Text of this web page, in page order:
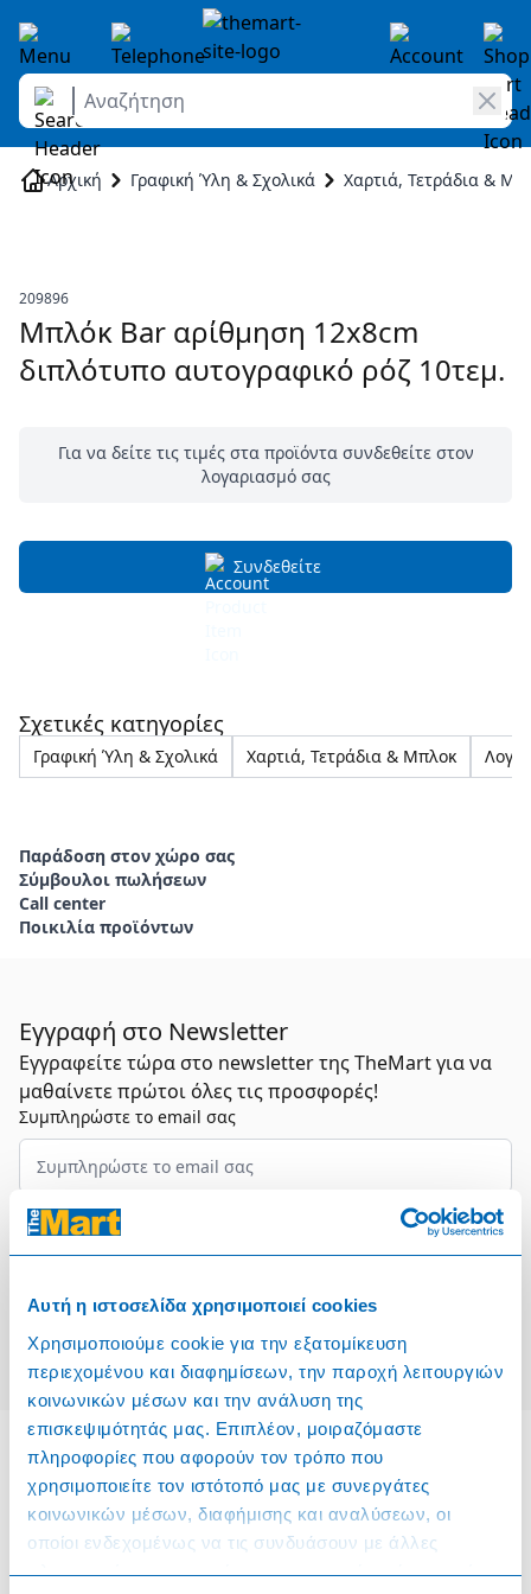
Αυτή η ιστοσελίδα χρησιμοποιεί cookies
Χρησιμοποιούμε cookie για την εξατομίκευση
περιεχομένου και διαφημίσεων, την παροχή λειτουργιών
κοινωνικών μέσων και την ανάλυση της
επισκεψιμότητάς μας. Επιπλέον, μοιραζόμαστε
πληροφορίες που αφορούν τον τρόπο που
χρησιμοποιείτε τον ιστότοπό μας με συνεργάτες
κοινωνικών μέσων, διαφήμισης και αναλύσεων, οι
οποίοι ενδεχομένως να τις συνδυάσουν με άλλες
πληροφορίες που τους έχετε παραχωρήσει ή τις οποίες
Skip to Content
Αναζήτηση
Αρχική Γραφική Ύλη & Σχολικά Χαρτιά, Τετράδια &
209896
Μπλόκ Bar αρίθμηση 12x8cm
διπλότυπο αυτογραφικό ρόζ 10τεμ.
Για να δείτε τις τιμές στα προϊόντα συνδεθείτε στον
λογαριασμό σας
Συνδεθείτε
Σχετικές κατηγορίες
Γραφική Ύλη & Σχολικά Χαρτιά, Τετράδια & Μπλοκ
Παράδοση στον χώρο σας
Σύμβουλοι πωλήσεων
Call center
Ποικιλία προϊόντων
Εγγραφή στο Newsletter
Εγγραφείτε τώρα στο newsletter της TheMart για να
μαθαίνετε πρώτοι όλες τις προσφορές!
Συμπληρώστε το email σας
Επιλέξτε τον τομέα σας
Πληροφορίες
Όροι & Προϋποθέσεις